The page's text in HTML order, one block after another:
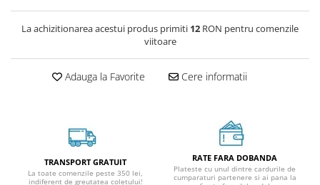
La achizitionarea acestui produs primiti 12 RON pentru comenzile
viitoare
Adauga la Favorite Cere informatii
TRANSPORT GRATUIT
La toate comenzile peste 350 lei,
indiferent de greutatea coletului!
RATE FARA DOBANDA
Plateste cu unul dintre cardurile de
cumparaturi partenere si ai pana la